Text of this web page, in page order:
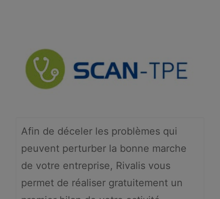
Afin de déceler les problèmes qui
peuvent perturber la bonne marche
de votre entreprise, Rivalis vous
permet de réaliser gratuitement un